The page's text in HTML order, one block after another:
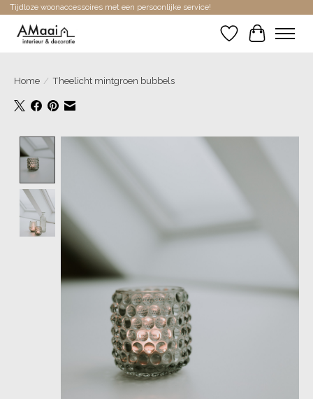
Tijdloze woonaccessoires met een persoonlijke service!
Verlanglijst
Home / Theelicht mintgroen bubbels
Product image slideshow Items